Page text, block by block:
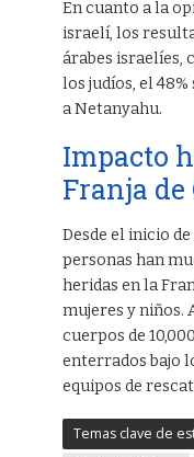
En cuanto a la
israelí, los
árabes israelíes,
los judíos, el
a Netanyahu.
Impacto
Franja de
Desde el inicio
personas han
heridas en la
mujeres y niños.
cuerpos de
enterrados bajo
equipos de
Temas clave de